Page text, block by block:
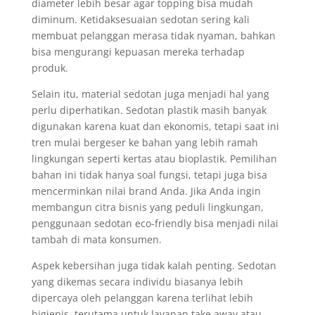
diameter lebih besar agar topping bisa mudah
diminum. Ketidaksesuaian sedotan sering kali
membuat pelanggan merasa tidak nyaman, bahkan
bisa mengurangi kepuasan mereka terhadap
produk.
Selain itu, material sedotan juga menjadi hal yang
perlu diperhatikan. Sedotan plastik masih banyak
digunakan karena kuat dan ekonomis, tetapi saat ini
tren mulai bergeser ke bahan yang lebih ramah
lingkungan seperti kertas atau bioplastik. Pemilihan
bahan ini tidak hanya soal fungsi, tetapi juga bisa
mencerminkan nilai brand Anda. Jika Anda ingin
membangun citra bisnis yang peduli lingkungan,
penggunaan sedotan eco-friendly bisa menjadi nilai
tambah di mata konsumen.
Aspek kebersihan juga tidak kalah penting. Sedotan
yang dikemas secara individu biasanya lebih
dipercaya oleh pelanggan karena terlihat lebih